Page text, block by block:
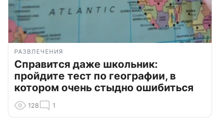
РАЗВЛЕЧЕНИЯ
Справится даже школьник:
пройдите тест по географии, в
котором очень стыдно ошибиться
128 1